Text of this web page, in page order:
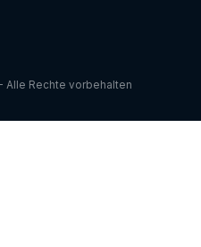
Alle Rechte vorbehalten